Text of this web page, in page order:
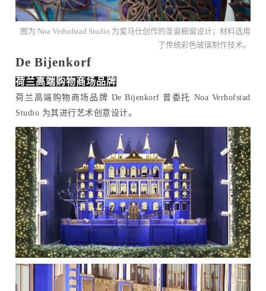
图为 Noa Verhofstad Studio 为爱马仕创作的圣诞橱窗设计；材料选用
了传统彩色玻璃制作技术。
De Bijenkorf
荷兰高端购物商场品牌
荷兰高端购物商场品牌 De Bijenkorf 曾委托 Noa Verhofstad
Studio 为其进行艺术创意设计。